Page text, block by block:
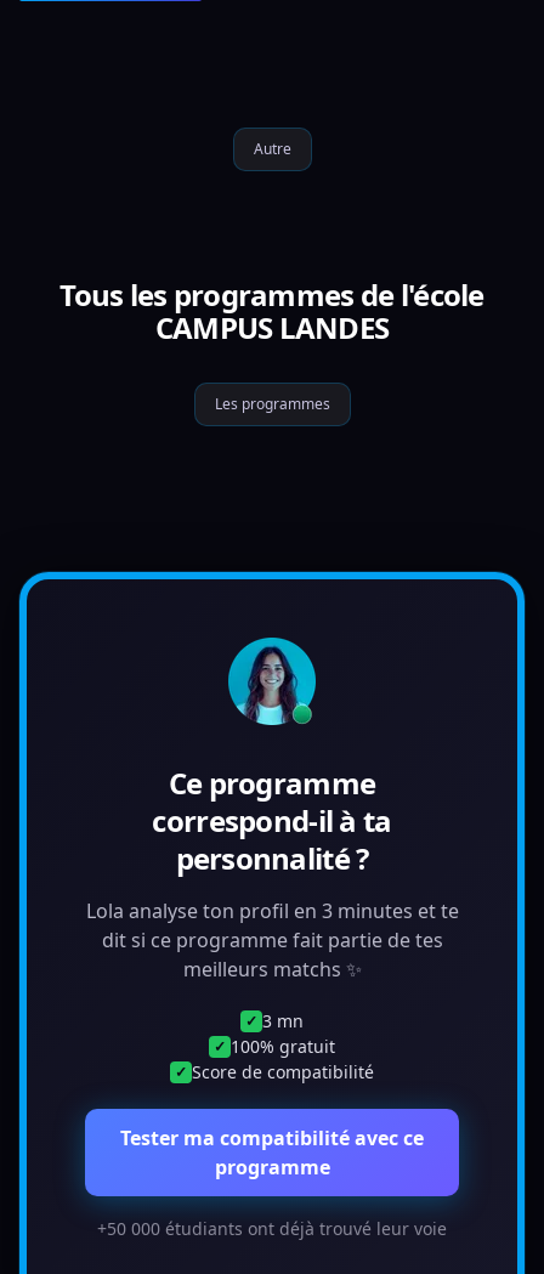
Autre
Tous les programmes de l'école
CAMPUS LANDES
Les programmes
Ce programme
correspond-il à ta
personnalité ?
Lola analyse ton profil en 3 minutes et te
dit si ce programme fait partie de tes
meilleurs matchs ✨
✓ 3 mn
✓ 100% gratuit
✓ Score de compatibilité
Tester ma compatibilité avec ce
programme
+50 000 étudiants ont déjà trouvé leur voie